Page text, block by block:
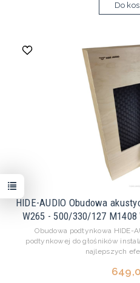
Do
HIDE-AUDIO Obudowa
W265 - 500/330/127
Obudowa podtynkowa HIDE-
podtynkowej do głośników
najlepszych